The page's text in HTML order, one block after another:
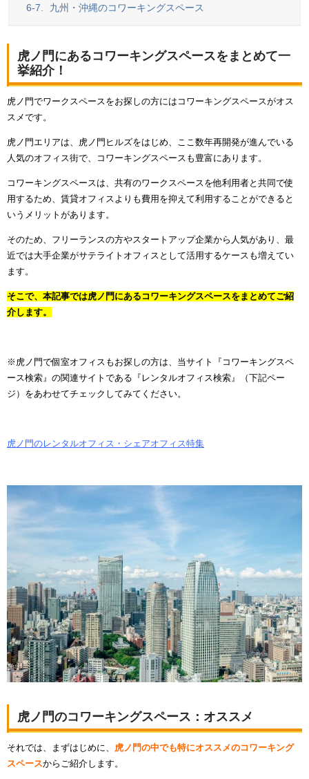
6-7.
九州・沖縄のコワーキングスペース
虎ノ門にあるコワーキングスペースをまとめて一
挙紹介！
虎ノ門でワークスペースをお探しの方にはコワーキングスペースがオス
スメです。
虎ノ門エリアは、虎ノ門ヒルズをはじめ、ここ数年再開発が進んでいる
人気のオフィス街で、コワーキングスペースも豊富にあります。
コワーキングスペースは、共有のワークスペースを他利用者と共同で使
用するため、賃貸オフィスよりも費用を抑えて利用することができると
いうメリットがあります。
そのため、フリーランスの方やスタートアップ企業から人気があり、最
近では大手企業がサテライトオフィスとして活用するケースも増えてい
ます。
そこで、本記事では虎ノ門にあるコワーキングスペースをまとめてご紹
介します。
※虎ノ門で個室オフィスもお探しの方は、当サイト『コワーキングスペ
ース検索』の関連サイトである『レンタルオフィス検索』（下記ペー
ジ）をあわせてチェックしてみてください。
虎ノ門のレンタルオフィス・シェアオフィス特集
虎ノ門のコワーキングスペース：オススメ
それでは、まずはじめに、 虎ノ門の中でも特にオススメのコワーキング
スペースからご紹介します。